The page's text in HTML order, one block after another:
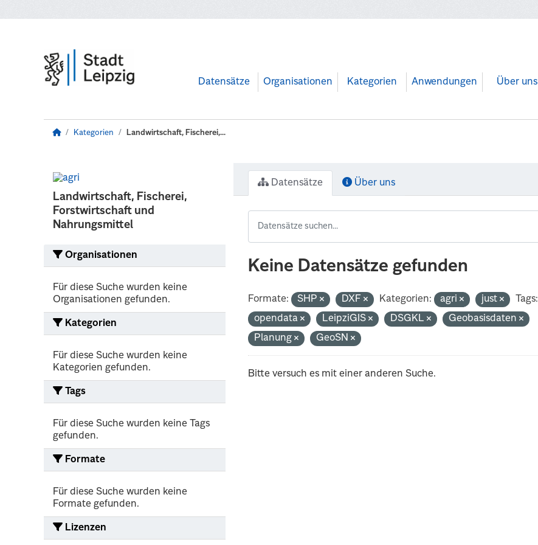
Datensätze Organisationen Kategorien Anwendungen Über uns
Kategorien Landwirtschaft, Fischerei,...
Landwirtschaft, Fischerei,
Forstwirtschaft und
Nahrungsmittel
Organisationen
Für diese Suche wurden keine
Organisationen gefunden.
Kategorien
Für diese Suche wurden keine
Kategorien gefunden.
Tags
Für diese Suche wurden keine Tags
gefunden.
Formate
Für diese Suche wurden keine
Formate gefunden.
Lizenzen
Datensätze Über uns
Keine Datensätze gefunden
Formate: SHP DXF Kategorien: agri just
Tags:
opendata
LeipziGIS DSGKL
Geobasisdaten
Planung
GeoSN
Bitte versuch es mit einer anderen Suche.